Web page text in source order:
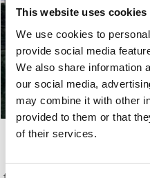
This website uses cookies
We use cookies to
provide social media
We also share information
our social media,
may combine it with other
provided to them or that
of their services.
Reflexrundor
Läs mer
På hjul i
Upplev Trailhättan med